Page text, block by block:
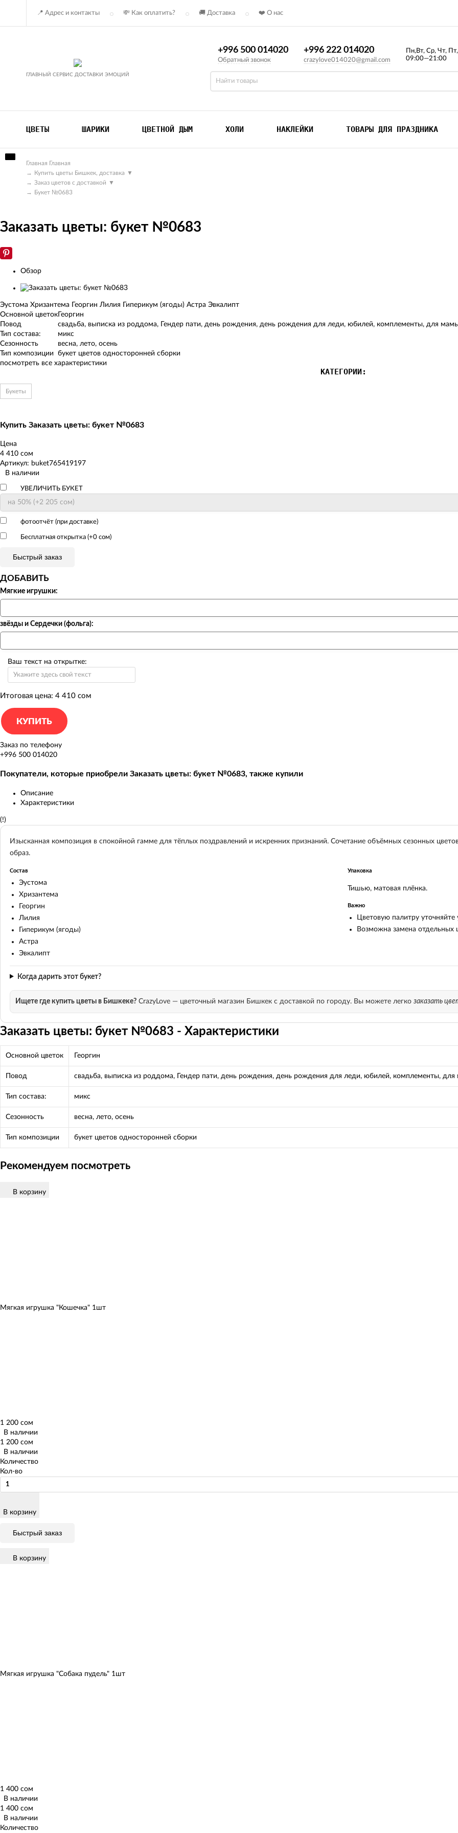
📍 Адрес и контакты 💸 Как оплатить? 🚚 Доставка ❤️ О нас
ГЛАВНЫЙ СЕРВИС ДОСТАВКИ ЭМОЦИЙ
+996 500 014020
Обратный звонок
+996 222 014020
crazylove014020@gmail.com
Пн,Вт, Ср, Чт,
09:00—21:00
ЦВЕТЫ ШАРИКИ ЦВЕТНОЙ ДЫМ ХОЛИ НАКЛЕЙКИ ТОВАРЫ ДЛЯ ПРАЗДНИКА
Главная Главная
→ Купить цветы Бишкек, доставка ▼
→ Заказ цветов с доставкой ▼
→ Букет №0683
Заказать цветы: букет №0683
Обзор
Изображения
товаров
Эустома Хризантема Георгин Лилия Гиперикум (ягоды) Астра Эвкалипт
Основной цветокГеоргин
Повод
свадьба, выписка из роддома, Гендер пати, день рождения, день рождения для леди, юбилей, комплементы, для
Тип состава:
микс
Сезонность
весна, лето, осень
Тип композиции
букет цветов односторонней сборки
посмотреть все характеристики
КАТЕГОРИИ:
Букеты
Купить Заказать цветы: букет №0683
Цена
4 410 сом
Артикул: buket765419197
В наличии
УВЕЛИЧИТЬ БУКЕТ
фотоотчёт (при доставке)
Бесплатная открытка (+0 сом)
Быстрый заказ
ДОБАВИТЬ
Мягкие игрушки:
звёзды и Сердечки (фольга):
Ваш текст на открытке:
Итоговая цена: 4 410 сом
Заказ по телефону
+996 500 014020
Покупатели, которые приобрели Заказать цветы: букет №0683, также купили
Описание
Характеристики
(!)
Изысканная композиция в спокойной гамме для тёплых поздравлений и искренних признаний. Сочетание объёмных сезонных
образ.
Состав
Эустома
Хризантема
Георгин
Лилия
Гиперикум (ягоды)
Астра
Эвкалипт
Упаковка
Тишью, матовая плёнка.
Важно
Цветовую палитру уточняйте
Возможна замена отдельных
Когда дарить этот букет?
Ищете где купить цветы в Бишкеке? CrazyLove — цветочный магазин Бишкек с доставкой по городу. Вы можете легко заказать
Заказать цветы: букет №0683 - Характеристики
Основной цветок Георгин
Повод свадьба, выписка из роддома, Гендер пати, день рождения, день рождения для леди, юбилей, комплементы,
Тип состава: микс
Сезонность весна, лето, осень
Тип композиции букет цветов односторонней сборки
Рекомендуем посмотреть
В корзину
Мягкая игрушка "Кошечка" 1шт
1 200 сом
В наличии
1 200 сом
В наличии
Количество
Кол-во
В корзину
Быстрый заказ
В корзину
Мягкая игрушка "Собака пудель" 1шт
1 400 сом
В наличии
1 400 сом
В наличии
Количество